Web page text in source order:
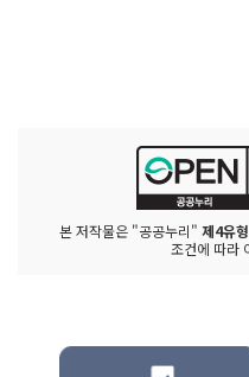
본 저작물은 "공공누리" 제4유
조건에 따라